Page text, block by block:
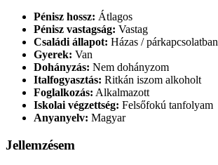
Pénisz hossz: Átlagos
Pénisz vastagság: Vastag
Családi állapot: Házas / párkapcsolatban
Gyerek: Van
Dohányzás: Nem dohányzom
Italfogyasztás: Ritkán iszom alkoholt
Foglalkozás: Alkalmazott
Iskolai végzettség: Felsőfokú tanfolyam
Anyanyelv: Magyar
Jellemzésem